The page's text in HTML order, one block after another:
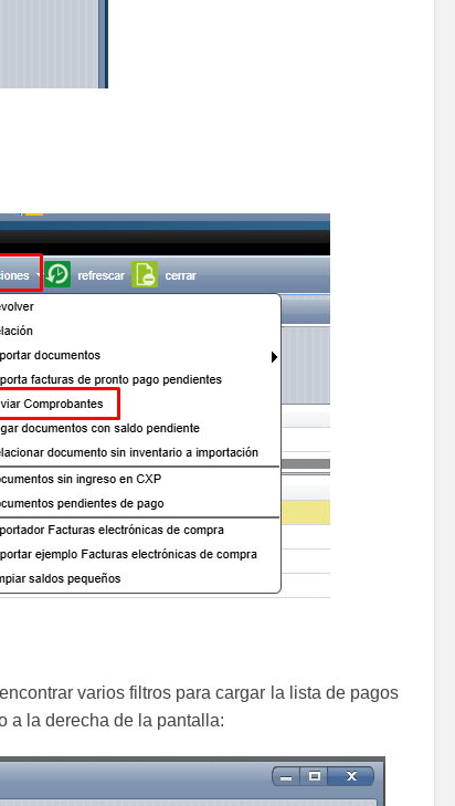
varios filtros para cargar la lista de pagos
a la derecha de la pantalla: